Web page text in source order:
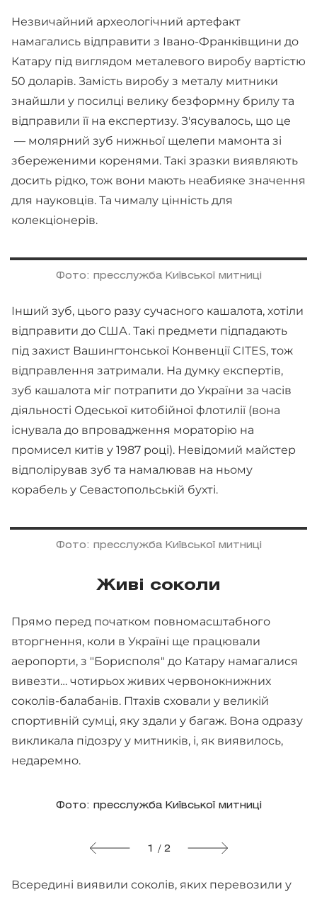
Незвичайний археологічний артефакт
намагались відправити з Івано-Франківщини до
Катару під виглядом металевого виробу вартістю
50 доларів. Замість виробу з металу митники
знайшли у посилці велику безформну брилу та
відправили її на експертизу. З'ясувалось, що це
— молярний зуб нижньої щелепи мамонта зі
збереженими коренями. Такі зразки виявляють
досить рідко, тож вони мають неабияке значення
для науковців. Та чималу цінність для
колекціонерів.
Фото: пресслужба Київської митниці
Інший зуб, цього разу сучасного кашалота, хотіли
відправити до США. Такі предмети підпадають
під захист Вашингтонської Конвенції CITES, тож
відправлення затримали. На думку експертів,
зуб кашалота міг потрапити до України за часів
діяльності Одеської китобійної флотилії (вона
існувала до впровадження мораторію на
промисел китів у 1987 році). Невідомий майстер
відполірував зуб та намалював на ньому
корабель у Севастопольській бухті.
Фото: пресслужба Київської митниці
Живі соколи
Прямо перед початком повномасштабного
вторгнення, коли в Україні ще працювали
аеропорти, з "Борисполя" до Катару намагалися
вивезти… чотирьох живих червонокнижних
соколів-балабанів. Птахів сховали у великій
спортивній сумці, яку здали у багаж. Вона одразу
викликала підозру у митників, і, як виявилось,
недаремно.
Фото: пресслужба Київської митниці
1 / 2
Всередині виявили соколів, яких перевозили у